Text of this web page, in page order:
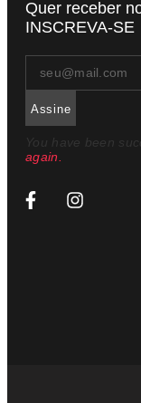
Quer receber
INSCREVA-SE
Assine
You have been
again.